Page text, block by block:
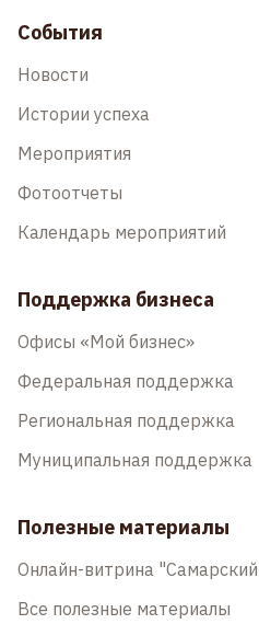
События
Новости
Истории успеха
Мероприятия
Фотоотчеты
Календарь мероприятий
Поддержка бизнеса
Офисы «Мой бизнес»
Федеральная поддержка
Региональная поддержка
Муниципальная поддержка
Полезные материалы
Онлайн-витрина
Все полезные материалы